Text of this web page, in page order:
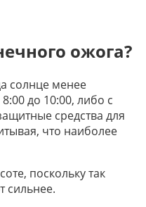
ожога?
солнце менее
до 10:00, либо с
средства для
что наиболее
поскольку так
сильнее.